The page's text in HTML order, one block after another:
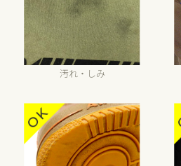
汚れ・しみ